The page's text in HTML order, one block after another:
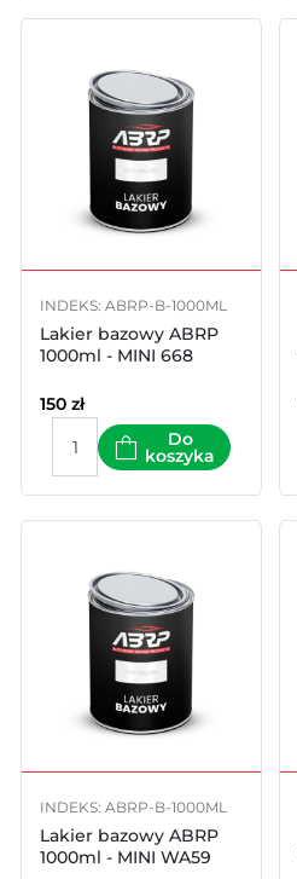
INDEKS: ABRP-B-1000ML
Lakier bazowy ABRP
1000ml - MINI 668
150 zł
Do
koszyka
INDEKS: ABRP-B-1000ML
Lakier bazowy ABRP
1000ml - MINI WA59